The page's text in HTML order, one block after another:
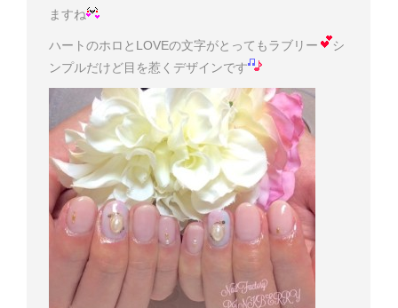
ますね
ハートのホロとLOVEの文字がとってもラブリー
シ
ンプルだけど目を惹くデザインです